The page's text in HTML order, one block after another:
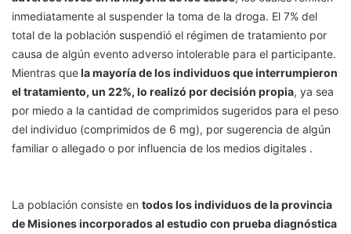
inmediatamente al suspender la toma de la droga. El 7% del
total de la población suspendió el régimen de tratamiento por
causa de algún evento adverso intolerable para el participante.
Mientras quela mayoría de los individuos que interrumpieron
el tratamiento, un 22%, lo realizó por decisión propia, ya sea
por miedo a la cantidad de comprimidos sugeridos para el peso
del individuo (comprimidos de 6 mg), por sugerencia de algún
familiar o allegado o por influencia de los medios digitales .
La población consiste en todos los individuos de la provincia
de Misiones incorporados al estudio con prueba diagnóstica